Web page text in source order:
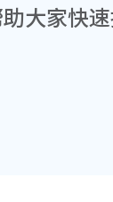
大家快